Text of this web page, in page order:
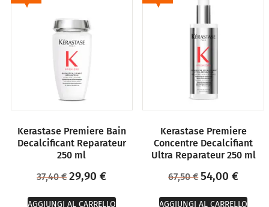
Kerastase Premiere Bain
Decalcificant Reparateur
250 ml
37,40€ 29,90€
AGGIUNGI AL CARRELLO
Kerastase Premiere
Concentre Decalcifiant
Ultra Reparateur 250 ml
67,50€ 54,00€
AGGIUNGI AL CARRELLO